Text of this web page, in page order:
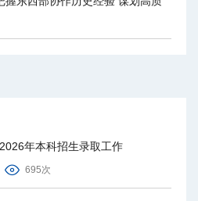
年本科招生录取工作
695次